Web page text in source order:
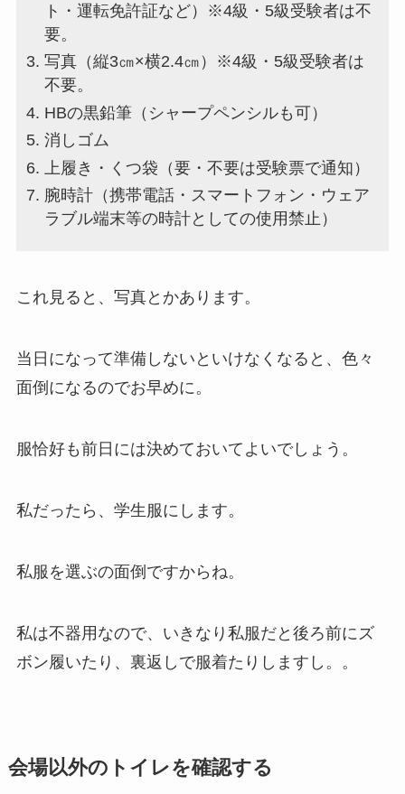
ト・運転免許証など）※4級・5級受験者は不
要。
写真（縦3㎝×横2.4㎝）※4級・5級受験者は
不要。
HBの黒鉛筆（シャープペンシルも可）
消しゴム
上履き・くつ袋（要・不要は受験票で通知）
腕時計（携帯電話・スマートフォン・ウェア
ラブル端末等の時計としての使用禁止）
これ見ると、写真とかあります。
当日になって準備しないといけなくなると、色々
面倒になるのでお早めに。
服恰好も前日には決めておいてよいでしょう。
私だったら、学生服にします。
私服を選ぶの面倒ですからね。
私は不器用なので、いきなり私服だと後ろ前にズ
ボン履いたり、裏返しで服着たりしますし。。
会場以外のトイレを確認する